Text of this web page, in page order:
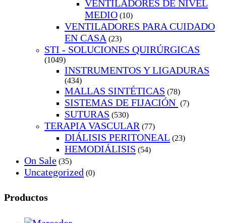
VENTILADORES DE NIVEL
MEDIO (10)
VENTILADORES PARA CUIDADO
EN CASA (23)
STI - SOLUCIONES QUIRÚRGICAS
(1049)
INSTRUMENTOS Y LIGADURAS
(434)
MALLAS SINTÉTICAS (78)
SISTEMAS DE FIJACIÓN (7)
SUTURAS (530)
TERAPIA VASCULAR (77)
DIÁLISIS PERITONEAL (23)
HEMODIÁLISIS (54)
On Sale (35)
Uncategorized (0)
Productos